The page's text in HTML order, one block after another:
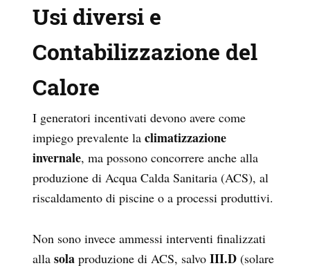
Usi diversi e
Contabilizzazione del
Calore
I generatori incentivati devono avere come
impiego prevalente la climatizzazione
invernale, ma possono concorrere anche alla
produzione di Acqua Calda Sanitaria (ACS), al
riscaldamento di piscine o a processi produttivi.
Non sono invece ammessi interventi finalizzati
alla sola produzione di ACS, salvo III.D (solare